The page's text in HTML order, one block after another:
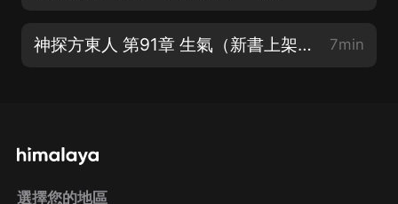
神探方東人 第91章 生氣（新書上架，歡迎訂閱、好評、點讚、發月票哦） 7min
選擇您的地區